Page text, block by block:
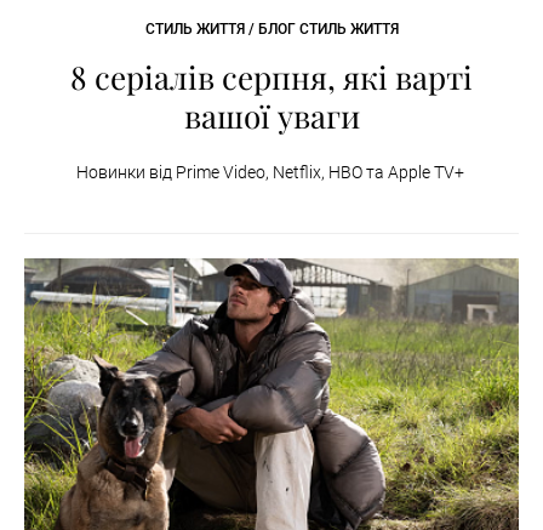
СТИЛЬ ЖИТТЯ / БЛОГ СТИЛЬ ЖИТТЯ
8 серіалів серпня, які варті
вашої уваги
Новинки від Prime Video, Netflix, HBO та Apple TV+